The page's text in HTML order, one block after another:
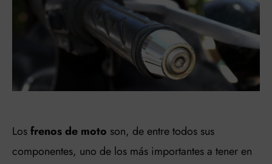
Losfrenos de moto son, de entre todos sus
componentes, uno de los más importantes a tener en